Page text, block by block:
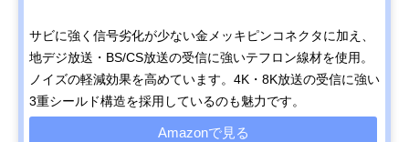
サビに強く信号劣化が少ない金メッキピンコネクタに加え、
地デジ放送・BS/CS放送の受信に強いテフロン線材を使用。
ノイズの軽減効果を高めています。4K・8K放送の受信に強い
3重シールド構造を採用しているのも魅力です。
Amazonで見る